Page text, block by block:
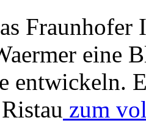
eine
entwickeln.
zum